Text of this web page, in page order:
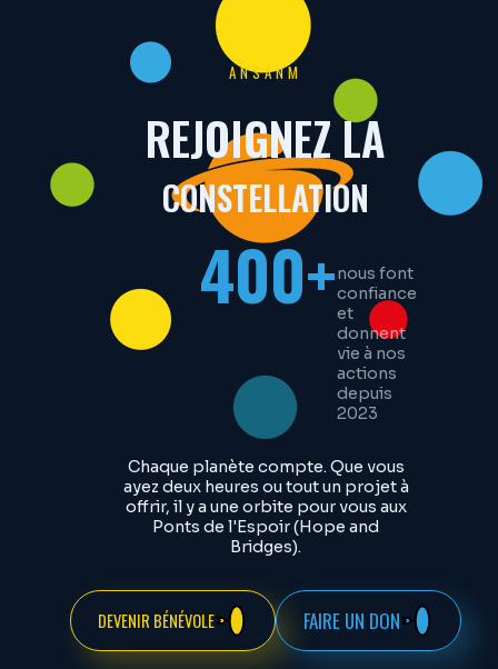
ANSANM
REJOIGNEZ LA
CONSTELLATION
400+nous font
confiance
et
donnent
vie à nos
actions
depuis
2023
Chaque planète compte. Que vous
ayez deux heures ou tout un projet à
offrir, il y a une orbite pour vous aux
Ponts de l'Espoir (Hope and
Bridges).
DEVENIR BÉNÉVOLE FAIRE UN DON